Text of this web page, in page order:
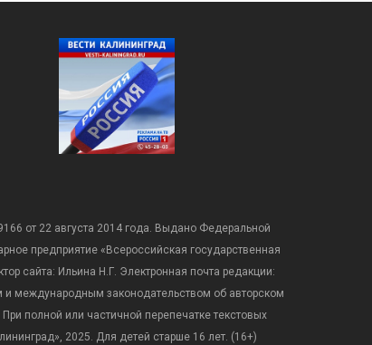
от 22 августа 2014 года. Выдано Федеральной
предприятие «Всероссийская государственная
сайта: Ильина Н.Г. Электронная почта редакции:
международным законодательством об авторском
полной или частичной перепечатке текстовых
2025. Для детей старше 16 лет. (16+)